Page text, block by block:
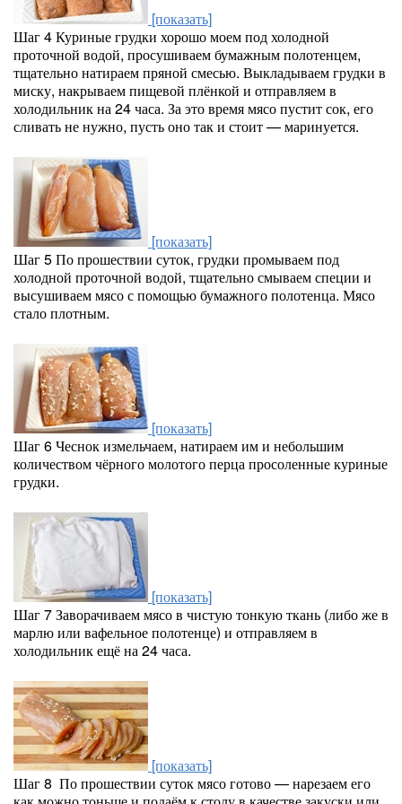
[показать]
Шаг 4Куриные грудки хорошо моем под холодной
проточной водой, просушиваем бумажным полотенцем,
тщательно натираем пряной смесью. Выкладываем грудки в
миску, накрываем пищевой плёнкой и отправляем в
холодильник на 24 часа. За это время мясо пустит сок, его
сливать не нужно, пусть оно так и стоит — маринуется.
[показать]
Шаг 5По прошествии суток, грудки промываем под
холодной проточной водой, тщательно смываем специи и
высушиваем мясо с помощью бумажного полотенца. Мясо
стало плотным.
[показать]
Шаг 6Чеснок измельчаем, натираем им и небольшим
количеством чёрного молотого перца просоленные куриные
грудки.
[показать]
Шаг 7Заворачиваем мясо в чистую тонкую ткань (либо же в
марлю или вафельное полотенце) и отправляем в
холодильник ещё на 24 часа.
[показать]
Шаг 8 По прошествии суток мясо готово — нарезаем его